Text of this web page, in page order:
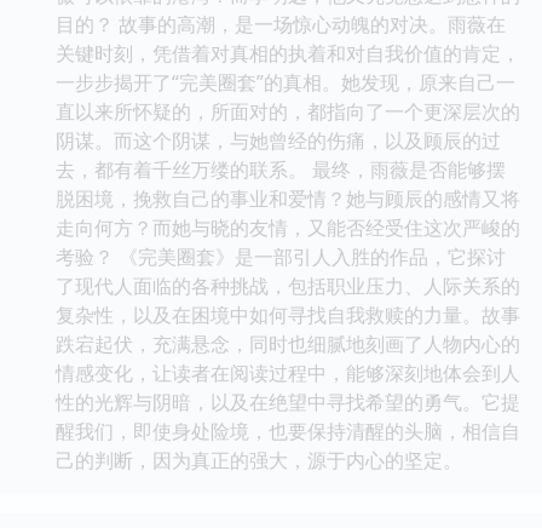
目的？ 故事的高潮，是一场惊心动魄的对决。雨薇在
关键时刻，凭借着对真相的执着和对自我价值的肯定，
一步步揭开了“完美圈套”的真相。她发现，原来自己一
直以来所怀疑的，所面对的，都指向了一个更深层次的
阴谋。而这个阴谋，与她曾经的伤痛，以及顾辰的过
去，都有着千丝万缕的联系。 最终，雨薇是否能够摆
脱困境，挽救自己的事业和爱情？她与顾辰的感情又将
走向何方？而她与晓的友情，又能否经受住这次严峻的
考验？ 《完美圈套》是一部引人入胜的作品，它探讨
了现代人面临的各种挑战，包括职业压力、人际关系的
复杂性，以及在困境中如何寻找自我救赎的力量。故事
跌宕起伏，充满悬念，同时也细腻地刻画了人物内心的
情感变化，让读者在阅读过程中，能够深刻地体会到人
性的光辉与阴暗，以及在绝望中寻找希望的勇气。它提
醒我们，即使身处险境，也要保持清醒的头脑，相信自
己的判断，因为真正的强大，源于内心的坚定。